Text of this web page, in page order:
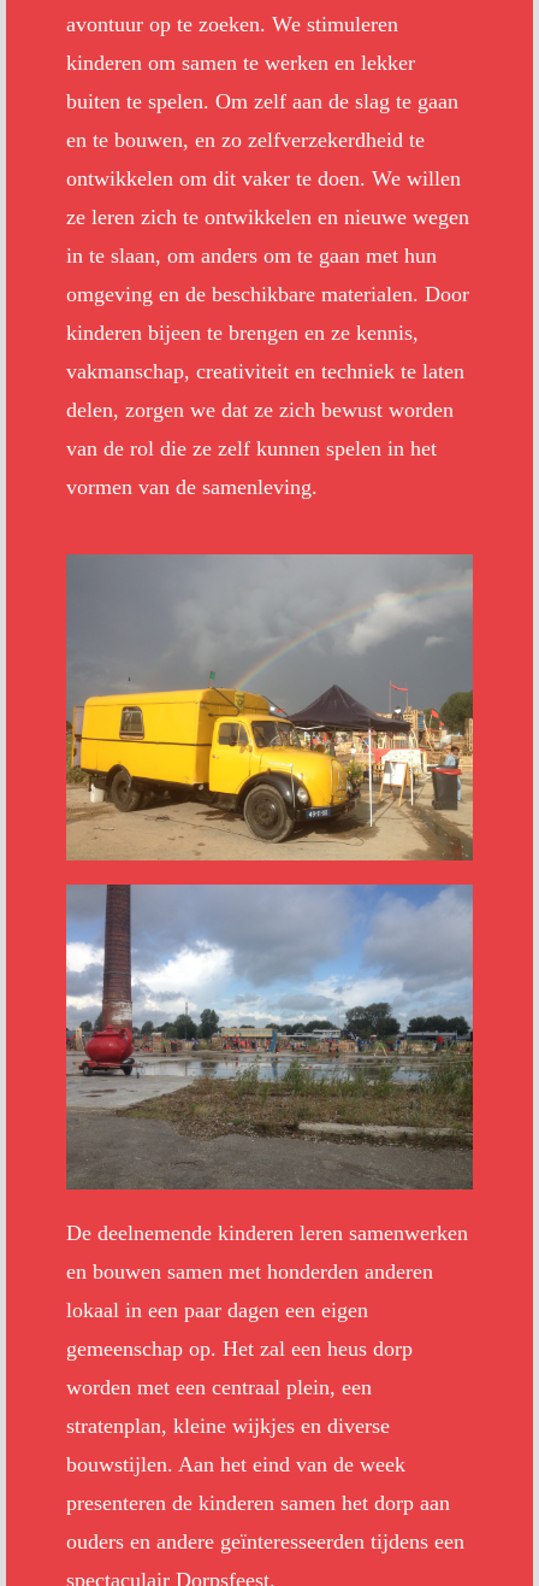
avontuur op te zoeken. We stimuleren
kinderen om samen te werken en lekker
buiten te spelen. Om zelf aan de slag te gaan
en te bouwen, en zo zelfverzekerdheid te
ontwikkelen om dit vaker te doen. We willen
ze leren zich te ontwikkelen en nieuwe wegen
in te slaan, om anders om te gaan met hun
omgeving en de beschikbare materialen. Door
kinderen bijeen te brengen en ze kennis,
vakmanschap, creativiteit en techniek te laten
delen, zorgen we dat ze zich bewust worden
van de rol die ze zelf kunnen spelen in het
vormen van de samenleving.
De deelnemende kinderen leren samenwerken
en bouwen samen met honderden anderen
lokaal in een paar dagen een eigen
gemeenschap op. Het zal een heus dorp
worden met een centraal plein, een
stratenplan, kleine wijkjes en diverse
bouwstijlen. Aan het eind van de week
presenteren de kinderen samen het dorp aan
ouders en andere geïnteresseerden tijdens een
spectaculair Dorpsfeest.